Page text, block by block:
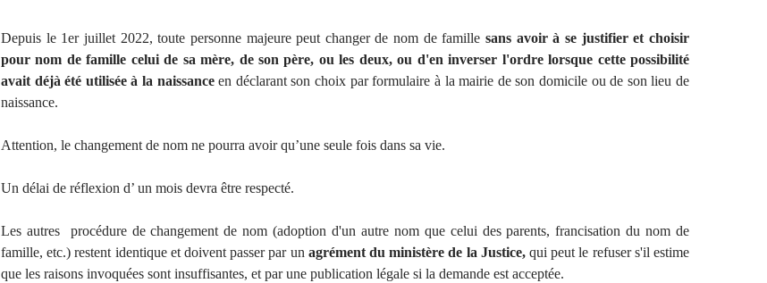
Depuis le 1er juillet 2022, toute personne majeure peut changer de nom de famillesans avoir à se justifier et choisir
pour nom de famille celui de sa mère, de son père, ou les deux, ou d'en inverser l'ordre lorsque cette possibilité
avait déjà été utilisée à la naissanceen déclarant son choix par formulaire à la mairie de son domicile ou de son lieu de
naissance.
Attention, le changement de nom ne pourra avoir qu’une seule fois dans sa vie.
Un délai de réflexion d’ un mois devra être respecté.
Les autres procédure de changement de nom (adoption d'un autre nom que celui des parents, francisation du nom de
famille, etc.) restent identique et doivent passer par un agrément du ministère de la Justice,qui peut le refuser s'il estime
que les raisons invoquées sont insuffisantes, et par une publication légale si la demande est acceptée.